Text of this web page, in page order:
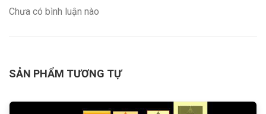
Chưa có bình luận nào
SẢN PHẨM TƯƠNG TỰ